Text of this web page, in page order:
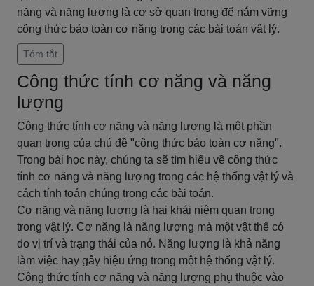
năng và năng lượng là cơ sở quan trọng để nắm vững
công thức bảo toàn cơ năng trong các bài toán vật lý.
Tóm tắt
Công thức tính cơ năng và năng
lượng
Công thức tính cơ năng và năng lượng là một phần
quan trọng của chủ đề "công thức bảo toàn cơ năng".
Trong bài học này, chúng ta sẽ tìm hiểu về công thức
tính cơ năng và năng lượng trong các hệ thống vật lý và
cách tính toán chúng trong các bài toán.
Cơ năng và năng lượng là hai khái niệm quan trọng
trong vật lý. Cơ năng là năng lượng mà một vật thể có
do vị trí và trạng thái của nó. Năng lượng là khả năng
làm việc hay gây hiệu ứng trong một hệ thống vật lý.
Công thức tính cơ năng và năng lượng phụ thuộc vào